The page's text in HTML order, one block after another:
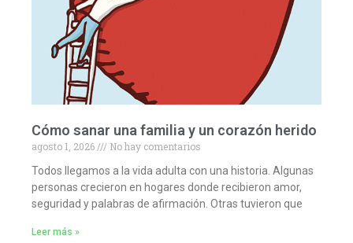
Cómo sanar una familia y un corazón herido
agosto 1, 2026
No hay comentarios
Todos llegamos a la vida adulta con una historia. Algunas
personas crecieron en hogares donde recibieron amor,
seguridad y palabras de afirmación. Otras tuvieron que
Leer más »